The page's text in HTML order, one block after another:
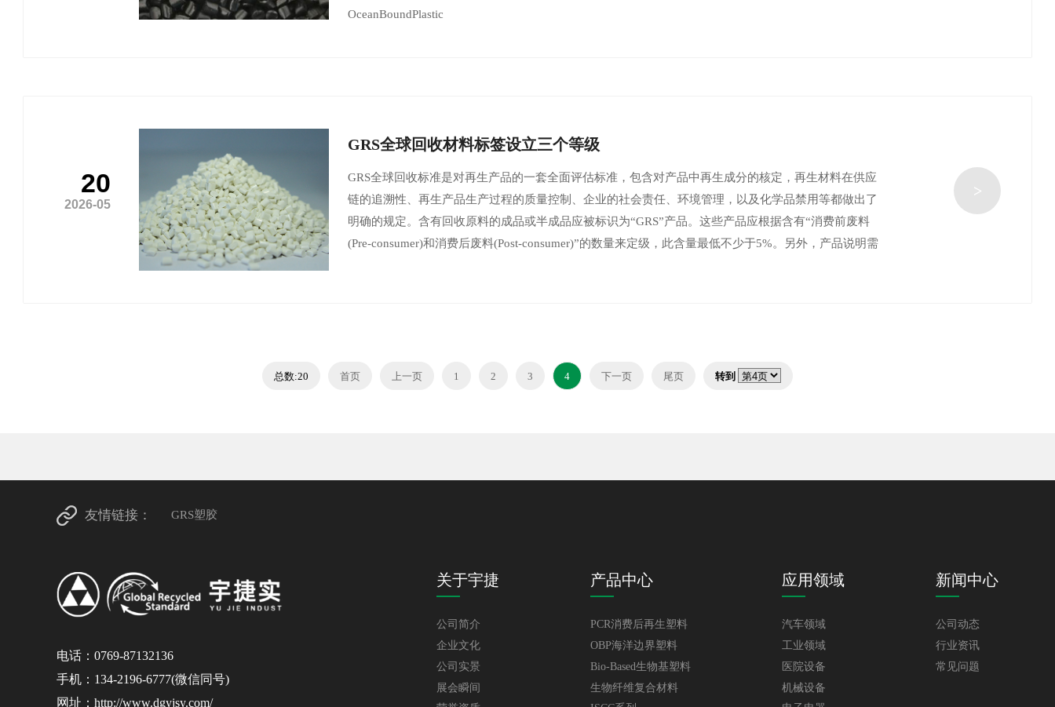
OceanBoundPlastic
20
2026-05
GRS全球回收材料标签设立三个等级
GRS全球回收标准是对再生产品的一套全面评估标准，包含对产品中再生成分的核定，再生材料在供应
链的追溯性、再生产品生产过程的质量控制、企业的社会责任、环境管理，以及化学品禁用等都做出了
明确的规定。含有回收原料的成品或半成品应被标识为“GRS”产品。这些产品应根据含有“消费前废料
(Pre-consumer)和消费后废料(Post-consumer)”的数量来定级，此含量最低不少于5%。另外，产品说明需
>
总数:20 首页 上一页 1 2 3 4 下一页 尾页 转到
友情链接： GRS塑胶
电话：0769-87132136
手机：134-2196-6777(微信同号)
网址： http://www.dgyjsy.com/
关于宇捷
公司简介
企业文化
公司实景
展会瞬间
产品中心
PCR消费后再生塑料
OBP海洋边界塑料
Bio-Based生物基塑料
生物纤维复合材料
应用领域
汽车领域
工业领域
医院设备
机械设备
新闻中心
公司动态
行业资讯
常见问题